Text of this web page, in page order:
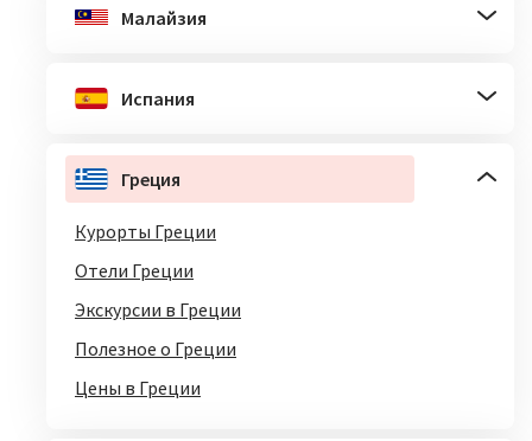
Малайзия
Испания
Греция
Курорты Греции
Отели Греции
Экскурсии в Греции
Полезное о Греции
Цены в Греции